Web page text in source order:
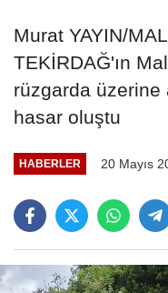
Murat YAYIN/
TEKİRDAĞ'ın
rüzgarda
hasar oluştu
HABERLER 20 Mayıs